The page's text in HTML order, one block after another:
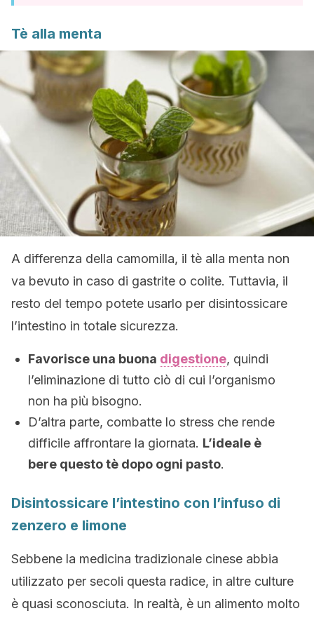
Tè alla menta
A differenza della camomilla, il tè alla menta non
va bevuto in caso di gastrite o colite. Tuttavia, il
resto del tempo potete usarlo per disintossicare
l’intestino in totale sicurezza.
Favorisce una buona digestione, quindi
l’eliminazione di tutto ciò di cui l’organismo
non ha più bisogno.
D’altra parte, combatte lo stress che rende
difficile affrontare la giornata. L’ideale è
bere questo tè dopo ogni pasto.
Disintossicare l’intestino con l’infuso di
zenzero e limone
Sebbene la medicina tradizionale cinese abbia
utilizzato per secoli questa radice, in altre culture
è quasi sconosciuta. In realtà, è un alimento molto